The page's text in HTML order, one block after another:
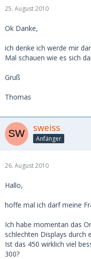
25. August 2010
Ok Danke,
ich denke ich werde mir
Mal schauen wie es sich
Gruß
Thomas
sweiss
Anfänger
26. August 2010
Hallo,
hoffe mal ich darf meine
Ich habe momentan das
schlechten Displays durch
Ist das 450 wirklich viel
300?